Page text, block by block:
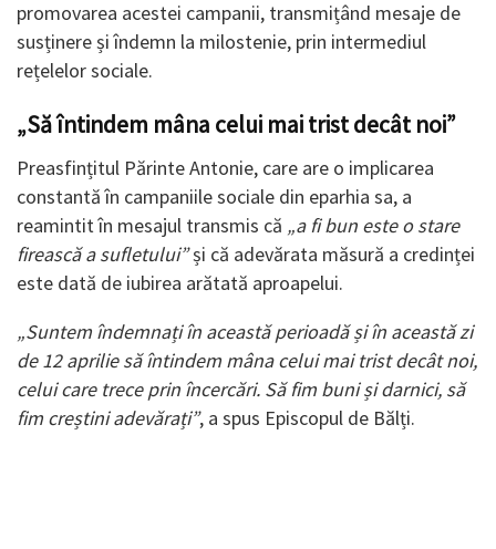
promovarea acestei campanii, transmițând mesaje de
susținere și îndemn la milostenie, prin intermediul
rețelelor sociale.
„Să întindem mâna celui mai trist decât noi”
Preasfințitul Părinte Antonie, care are o implicarea
constantă în campaniile sociale din eparhia sa, a
reamintit în mesajul transmis că „a fi bun este o stare
firească a sufletului”și că adevărata măsură a credinței
este dată de iubirea arătată aproapelui.
„Suntem îndemnați în această perioadă și în această zi
de 12 aprilie să întindem mâna celui mai trist decât noi,
celui care trece prin încercări. Să fim buni și darnici, să
fim creștini adevărați”, a spus Episcopul de Bălți.